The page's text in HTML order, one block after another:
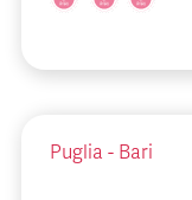
Puglia - Bari